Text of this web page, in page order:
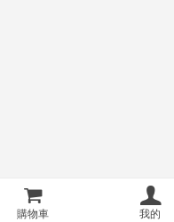
購物車 我的